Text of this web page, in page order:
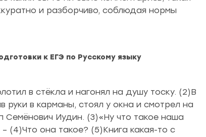
и разборчиво, соблюдая нормы
к ЕГЭ по Русскому языку
в стёкла и нагонял на душу тоску. (2)В
руки в карманы, стоял у окна и смотрел на
Семёнович Иудин. (3)«Ну что такое наша
(4)Что она такое? (5)Книга какая-то с